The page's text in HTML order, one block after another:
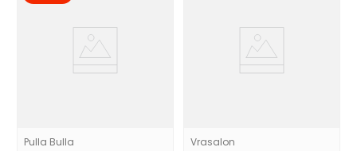
Pulla Bulla Vrasalon